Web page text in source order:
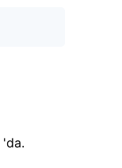
'da.